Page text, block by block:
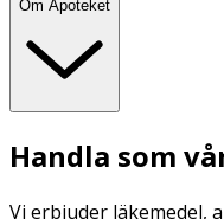
Om Apoteket
Handla som
Vi erbjuder läkemedel,